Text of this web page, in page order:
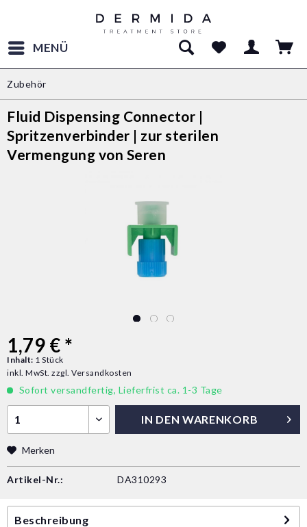
MENÜ
Zubehör
Fluid Dispensing Connector |
Spritzenverbinder | zur sterilen
Vermengung von Seren
1,79 € *
Inhalt: 1 Stück
inkl. MwSt. zzgl. Versandkosten
Sofort versandfertig, Lieferfrist ca. 1-3 Tage
IN DEN WARENKORB
Merken
Artikel-Nr.: DA310293
Beschreibung